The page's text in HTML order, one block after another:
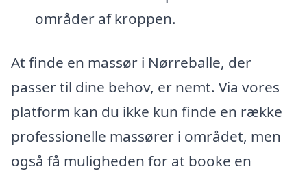
områder af kroppen.
At finde en massør i Nørreballe, der
passer til dine behov, er nemt. Via vores
platform kan du ikke kun finde en række
professionelle massører i området, men
også få muligheden for at booke en